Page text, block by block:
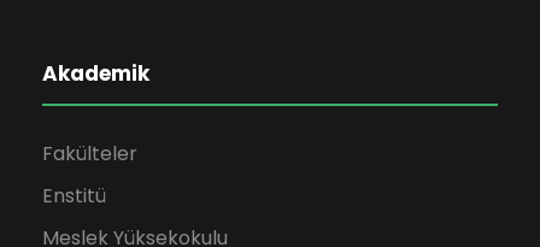
Akademik
Fakülteler
Enstitü
Meslek Yüksekokulu